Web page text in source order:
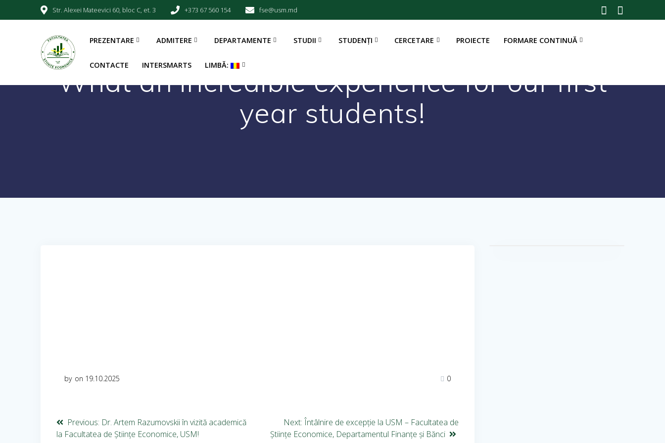
Str. Alexei Mateevici 60, bloc C, et. 3 +373 67 560 154 fse@usm.md
PREZENTARE ADMITERE DEPARTAMENTE STUDII STUDENȚI CERCETARE PROIECTE FORMARE CONTINUĂ
CONTACTE INTERSMARTS LIMBĂ:
What an incredible experience for our first
year students!
by on 19.10.2025 0
Previous: Dr. Artem Razumovskii în vizită academică
la Facultatea de Științe Economice, USM!
Next: Întâlnire de excepție la USM – Facultatea de
Științe Economice, Departamentul Finanțe și Bănci